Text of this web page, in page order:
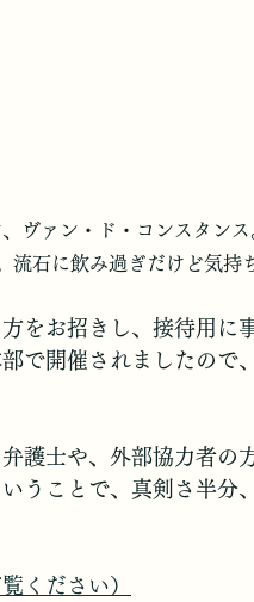
ヴァン・ド・コンスタンス
石に飲み過ぎだけど気持
をお招きし、接待用に
で開催されましたので
護士や、外部協力者の
うことで、真剣さ半分
ください）